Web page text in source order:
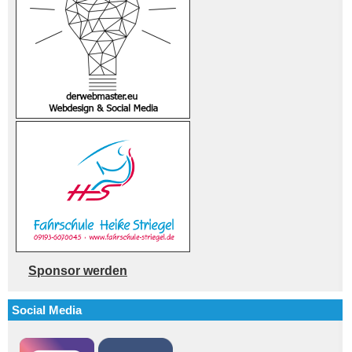
Sponsor werden
Social Media